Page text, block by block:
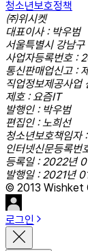
청소년보호정책
㈜위시켓
대표이사 : 박우범
서울특별시 강남
사업자등록번호
통신판매업신고 :
직업정보제공사
제호 : 요즘IT
발행인 : 박우범
편집인 : 노희선
청소년보호책임자
인터넷신문등록
등록일 : 2022년
발행일 : 2021년
© 2013 Wishket
로그인